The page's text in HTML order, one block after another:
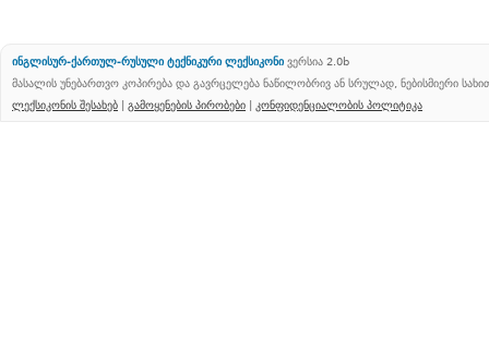
ინგლისურ-ქართულ-რუსული ტექნიკური ლექსიკონი ვერსია 2.0b
მასალის უნებართვო კოპირება და გავრცელება ნაწილობრივ ან სრულად, ნებისმიერი
ლექსიკონის შესახებ | გამოყენების პირობები | კონფიდენციალობის პოლიტიკა